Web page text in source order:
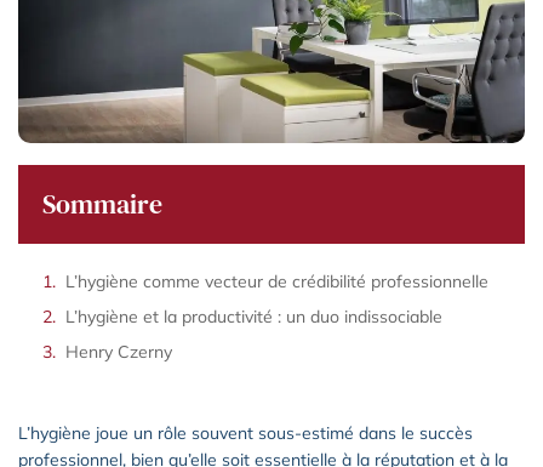
Sommaire
L’hygiène comme vecteur de crédibilité professionnelle
L’hygiène et la productivité : un duo indissociable
Henry Czerny
L’hygiène joue un rôle souvent sous-estimé dans le succès
professionnel, bien qu’elle soit essentielle à la réputation et à la